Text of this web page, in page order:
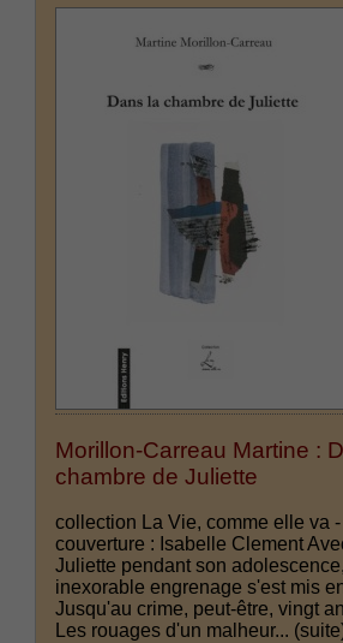
Morillon-Carreau Martine :
chambre de Juliette
collection La Vie, comme elle va
couverture : Isabelle Clement
Juliette pendant son
inexorable engrenage s'est mis
Jusqu'au crime, peut-être, vingt
Les rouages d'un malheur...